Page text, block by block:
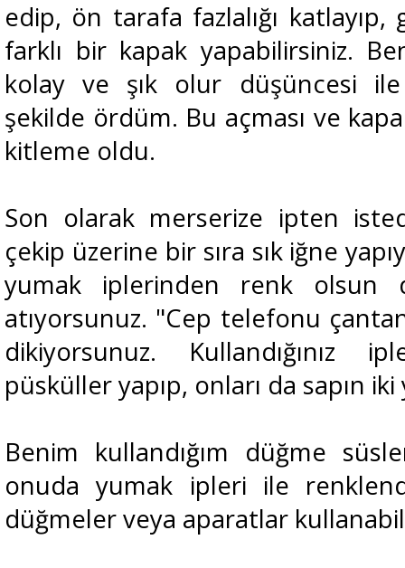
edip, ön tarafa fazlalığı
farklı bir kapak yapabilirsiniz.
kolay ve şık olur düşüncesi
şekilde ördüm. Bu açması ve
kitleme oldu.
Son olarak merserize ipten
çekip üzerine bir sıra sık iğne
yumak iplerinden renk olsun
atıyorsunuz. "Cep telefonu
dikiyorsunuz. Kullandığınız
püsküller yapıp, onları da sapın
Benim kullandığım düğme
onuda yumak ipleri ile
düğmeler veya aparatlar